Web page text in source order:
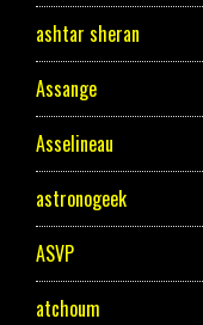
ashtar sheran
Assange
Asselineau
astronogeek
ASVP
atchoum